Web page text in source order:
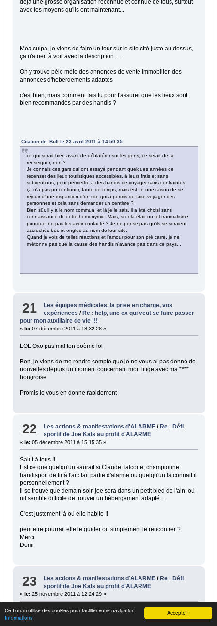
Accepter !
Ce Forum utilise des cookies pour faciliter votre navigation.
Informations
déja une grosse organisation reconnue et connue de tous, surtout
avec les moyens qu'ils ont maintenant...
Mea culpa, je viens de faire un tour sur le site cité juste au dessus,
ça n'a rien à voir avec la description.....
On y trouve pèle mèle des annonces de vente immobilier, des
annonces d'hebergements adaptés
c'est bien, mais comment fais tu pour t'assurer que les lieux sont
bien recommandés par des handis ?
Citation de: Bull le 23 avril 2011 à 14:50:35
ce qui serait bien avant de déblatérer sur les gens, ce serait de se
renseigner, non ?
Je connais ces gars qui ont essayé pendant quelques années de
recenser des lieux touristiques accessibles, à leurs frais et sans
subventions, pour permettre à des handis de voyager sans contraintes.
ça n'a pas pu continuer, faute de temps, mais est-ce une raison de se
réjouir d'une disparition d'un site qui a permis de faire voyager des
personnes et cela sans demander un centime ?
Bien sûr, il y a le nom commun, et là je le sais, il a été choisi sans
connaissance de cette homonymie. Mais, si cela était un tel traumatisme,
pourquoi ne pas les avoir contacté ? Je ne pense pas qu'ils se seraient
accrochés bec et ongles au nom de leur site.
Quand je vois de telles réactions et l'amour pour son pré carré, je ne
m'étonne pas que la cause des handis n'avance pas dans ce pays...
21
Les équipes médicales, la prise en charge, vos
expériences / Re : help, une ex qui veut se faire passer
pour mon auxiliaire de vie !!!
« le: 07 décembre 2011 à 18:32:28 »
LOL Oxo pas mal ton poème lol
Bon, je viens de me rendre compte que je ne vous ai pas donné de
nouvelles depuis un moment concernant mon litige avec ma ****
hongroise
Promis je vous en donne rapidement
22 Les actions & manifestations d'ALARME /Re : Défi
sportif de Joe Kals au profit d'ALARME
« le: 05 décembre 2011 à 15:15:35 »
Salut à tous !!
Est ce que quelqu'un saurait si Claude Talcone, championne
handisport de tir à l'arc fait partie d'alarme ou quelqu'un la connait il
personnellement ?
Il se trouve que demain soir, joe sera dans un petit bled de l'ain, où
nil semble difficile de trouver un hébergement adapté....
C'est justement là où elle habite !!
peut être pourrait elle le guider ou simplement le rencontrer ?
Merci
Domi
23 Les actions & manifestations d'ALARME / Re : Défi
sportif de Joe Kals au profit d'ALARME
« le: 25 novembre 2011 à 12:24:29 »
http://montceau-news.com/saone_et_loire/51205-pour-attirer-
lattention-sur-le-handicap.html